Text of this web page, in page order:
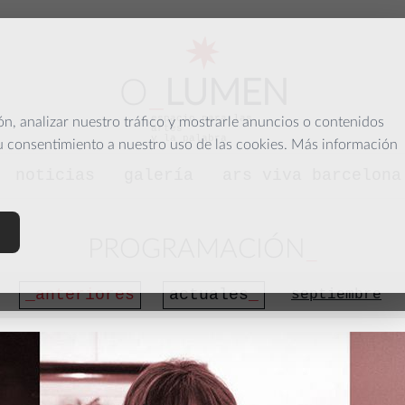
analizar nuestro tráfico y mostrarle anuncios o contenidos
consentimiento a nuestro uso de las cookies. Más información
espacio para las
artes
y la palabra
anteriores actuales septiembre